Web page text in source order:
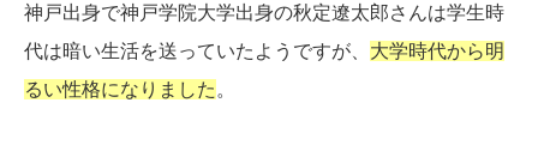
神戸出身で神戸学院大学出身の秋定遼太郎さんは学生時
代は暗い生活を送っていたようですが、 大学時代から明
るい性格になりました 。